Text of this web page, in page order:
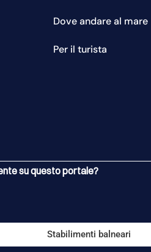
Dove andare al mare
Per il turista
su questo portale?
Stabilimenti balneari